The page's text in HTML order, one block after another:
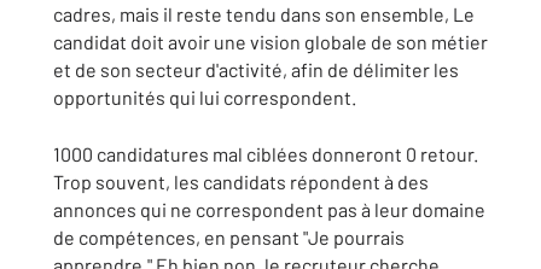
cadres, mais il reste tendu dans son ensemble, Le
candidat doit avoir une vision globale de son métier
et de son secteur d'activité, afin de délimiter les
opportunités qui lui correspondent.
1000 candidatures mal ciblées donneront 0 retour.
Trop souvent, les candidats répondent à des
annonces qui ne correspondent pas à leur domaine
de compétences, en pensant "Je pourrais